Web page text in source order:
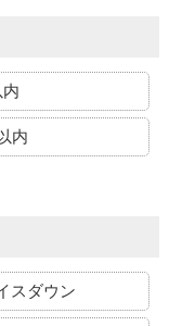
内
スダウン